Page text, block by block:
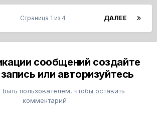
ДАЛЕЕ
Страница 1 из 4
сообщений создайте
или авторизуйтесь
пользователем, чтобы оставить
комментарий